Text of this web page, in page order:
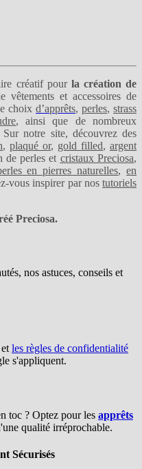
créatif pourla création de
vêtements et accessoires de
choix d’apprêts, perles, strass
, ainsi que de nombreux
notre site, découvrez des
, plaqué or, gold filled, argent
de perles et cristaux Preciosa,
en pierres naturelles, en
vous inspirer par nostutoriels
Preciosa.
nos astuces, conseils et
les règles de confidentialité
s'appliquent.
toc ? Optez pour les apprêts
qualité irréprochable.
Sécurisés